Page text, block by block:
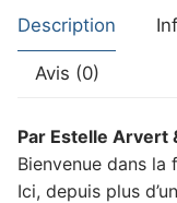
Description
Avis (0)
Par Estelle Arvert
Bienvenue dans
Ici, depuis plus